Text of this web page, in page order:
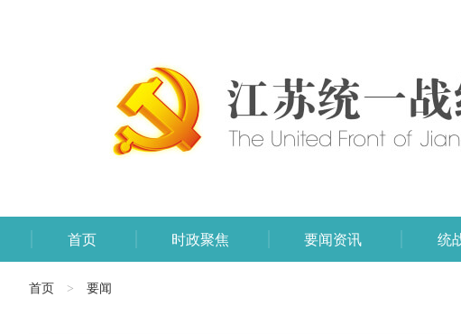
首页 时政聚焦 要闻资讯 统
首页 > 要闻